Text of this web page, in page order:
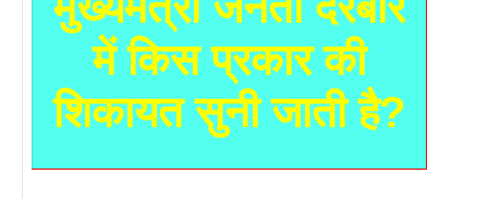
में किस प्रकार की
शिकायत सुनी जाती है?